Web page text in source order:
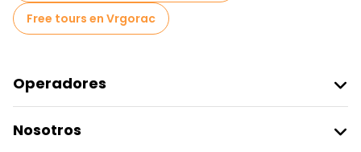
Free tours cerca Stone Gate
Free tours en Vrgorac
Operadores
Acceder Como Proveedor
Nosotros